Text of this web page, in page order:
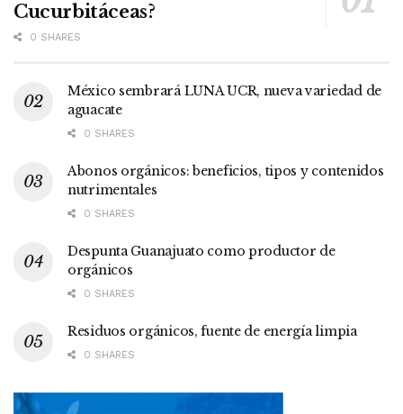
Cucurbitáceas?
0 SHARES
México sembrará LUNA UCR, nueva variedad de
aguacate
0 SHARES
Abonos orgánicos: beneficios, tipos y contenidos
nutrimentales
0 SHARES
Despunta Guanajuato como productor de
orgánicos
0 SHARES
Residuos orgánicos, fuente de energía limpia
0 SHARES